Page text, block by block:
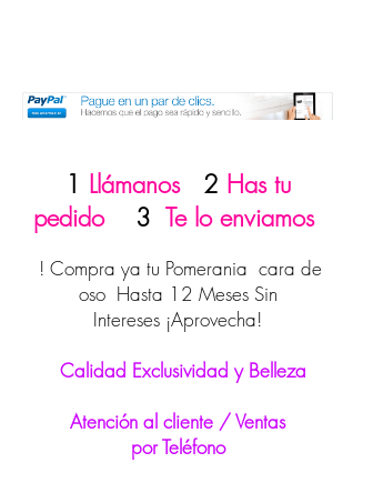
1 Llámanos 2 Has tu
pedido3 Te lo enviamos
! Compra ya tu Pomerania cara de
oso Hasta 12 Meses Sin
Intereses ¡Aprovecha!
Calidad Exclusividad y Belleza
Atención al cliente / Ventas
por Teléfono